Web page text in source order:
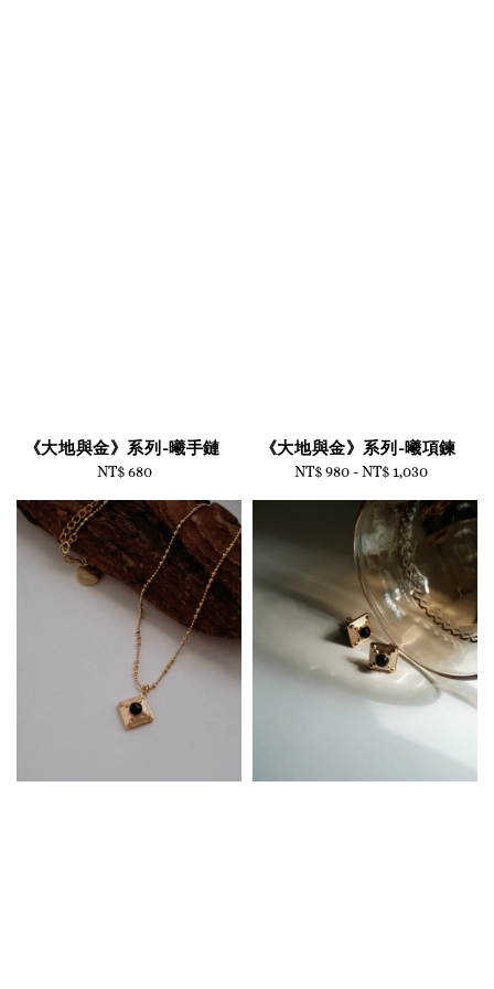
《大地與金》系列-曦手鏈
Regular
NT$ 680
《大地與金》系列-曦項鍊
Regular
NT$ 980-NT$ 1,030